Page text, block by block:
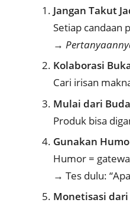
Jangan Takut
Setiap candaan
→
Kolaborasi
Cari irisan
Mulai dari
Produk bisa
Gunakan
Humor =
→ Tes dulu:
Monetisasi dari